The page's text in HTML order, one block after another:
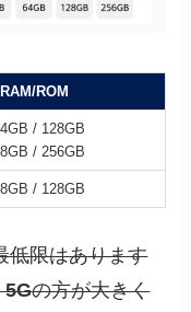
RAM/ROM
4GB / 128GB
8GB / 256GB
8GB / 128GB
低限はあります
5Gの方が大きく